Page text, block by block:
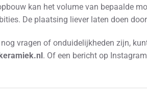
kan het volume van bepaalde
De plaatsing liever laten doen
vragen of onduidelijkheden zijn,
. Of een bericht op